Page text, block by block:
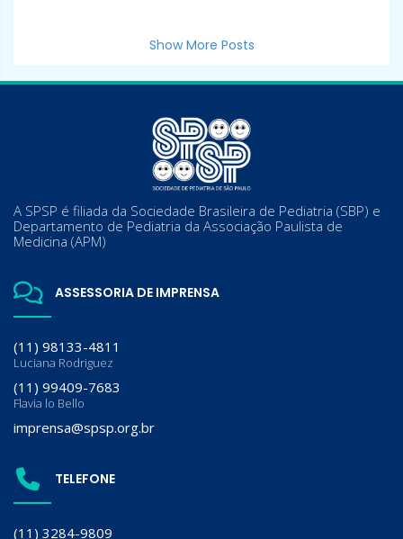
Show More Posts
A SPSP é filiada da Sociedade Brasileira de Pediatria (SBP) e
Departamento de Pediatria da Associação Paulista de
Medicina (APM)
ASSESSORIA DE IMPRENSA
(11) 98133-4811
Luciana Rodriguez
(11) 99409-7683
Flavia lo Bello
imprensa@spsp.org.br
TELEFONE
(11) 3284-9809